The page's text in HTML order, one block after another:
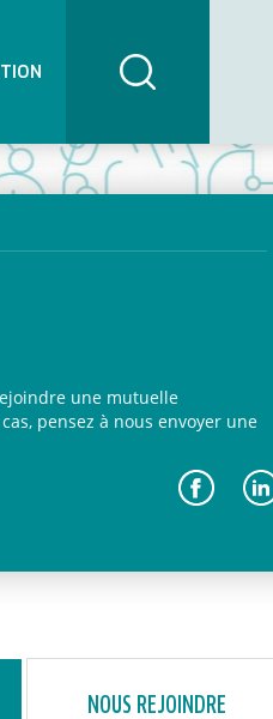
une mutuelle
pensez à nous envoyer une
NOUS REJOINDRE